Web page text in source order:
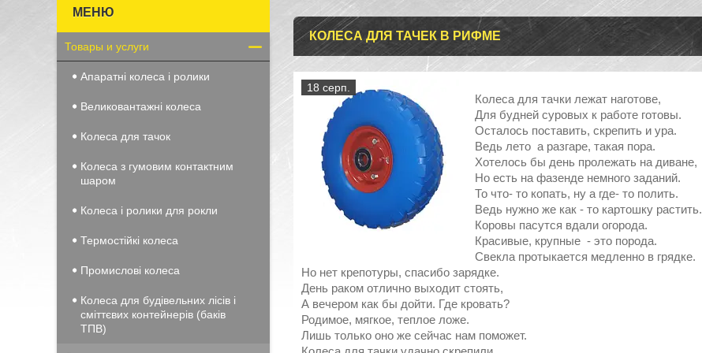
КОЛЕСА ДЛЯ ТАЧЕК В РИФМЕ
18 серп.
Колеса для тачки лежат наготове,
Для будней суровых к работе готовы.
Осталось поставить, скрепить и ура.
Ведь лето а разгаре, такая пора.
Хотелось бы день пролежать на диване,
Но есть на фазенде немного заданий.
То что- то копать, ну а где- то полить.
Ведь нужно же как - то картошку растить.
Коровы пасутся вдали огорода.
Красивые, крупные - это порода.
Свекла протыкается медленно в грядке.
Но нет крепотуры, спасибо зарядке.
День раком отлично выходит стоять,
А вечером как бы дойти. Где кровать?
Родимое, мягкое, теплое ложе.
Лишь только оно же сейчас нам поможет.
Товары и услуги
Апаратні колеса і ролики
Великовантажні колеса
Колеса для тачок
Колеса з гумовим контактним
шаром
Колеса і ролики для рокли
Термостійкі колеса
Промислові колеса
Колеса для будівельних лісів і
сміттєвих контейнерів (баків
ТПВ)